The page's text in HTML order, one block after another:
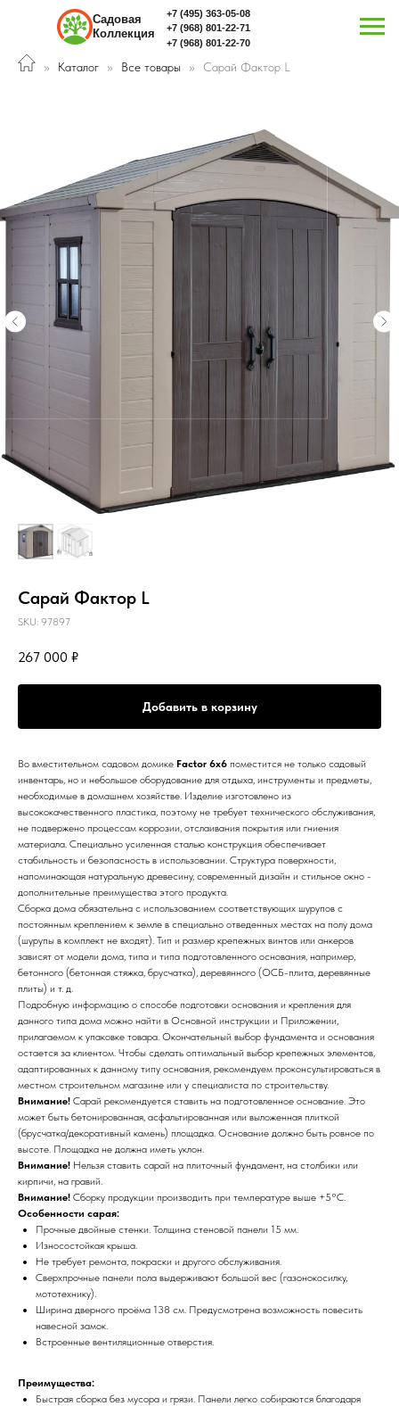
+7 (495) 363-05-08
+7 (968) 801-22-71
Садовая
Коллекция
+7 (968) 801-22-70
Каталог Все товары Сарай Фактор L
Сарай Фактор L
SKU: 97897
267 000 ₽
Добавить в корзину
Во вместительном садовом домике Factor 6x6 поместится не только садовый
инвентарь, но и небольшое оборудование для отдыха, инструменты и предметы,
необходимые в домашнем хозяйстве. Изделие изготовлено из
высококачественного пластика, поэтому не требует технического обслуживания,
не подвержено процессам коррозии, отслаивания покрытия или гниения
материала. Специально усиленная сталью конструкция обеспечивает
стабильность и безопасность в использовании. Структура поверхности,
напоминающая натуральную древесину, современный дизайн и стильное окно -
дополнительные преимущества этого продукта.
Сборка дома обязательна с использованием соответствующих шурупов с
постоянным креплением к земле в специально отведенных местах на полу дома
(шурупы в комплект не входят). Тип и размер крепежных винтов или анкеров
зависят от модели дома, типа и типа подготовленного основания, например,
бетонного (бетонная стяжка, брусчатка), деревянного (ОСБ-плита, деревянные
плиты) и т. д.
Подробную информацию о способе подготовки основания и крепления для
данного типа дома можно найти в Основной инструкции и Приложении,
прилагаемом к упаковке товара. Окончательный выбор фундамента и основания
остается за клиентом. Чтобы сделать оптимальный выбор крепежных элементов,
адаптированных к данному типу основания, рекомендуем проконсультироваться в
местном строительном магазине или у специалиста по строительству.
Внимание! Сарай рекомендуется ставить на подготовленное основание. Это
может быть бетонированная, асфальтированная или выложенная плиткой
(брусчатка/декоративный камень) площадка. Основание должно быть ровное по
высоте. Площадка не должна иметь уклон.
Внимание! Нельзя ставить сарай на плиточный фундамент, на столбики или
кирпичи, на гравий.
Внимание! Сборку продукции производить при температуре выше +5°С.
Особенности сарая:
Прочные двойные стенки. Толщина стеновой панели 15 мм.
Износостойкая крыша.
Не требует ремонта, покраски и другого обслуживания.
Сверхпрочные панели пола выдерживают большой вес (газонокосилку,
мототехнику).
Ширина дверного проёма 138 см. Предусмотрена возможность повесить
навесной замок.
Встроенные вентиляционные отверстия.
Преимущества:
Быстрая сборка без мусора и грязи. Панели легко собираются благодаря